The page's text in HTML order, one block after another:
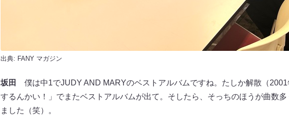
出典: FANY マガジン
坂田
僕は中1でJUDY AND MARYのベストアルバムですね。たしか解散（
するんかい！」でまたベストアルバムが出て。そしたら、そっちのほうが曲数
ました（笑）。